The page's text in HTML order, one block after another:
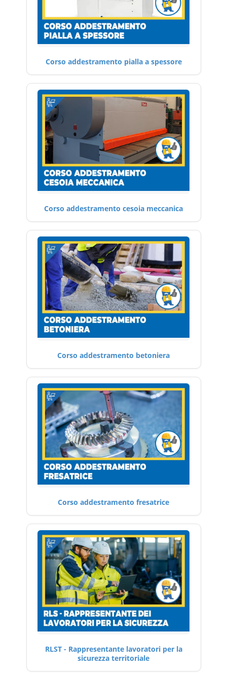
Corso addestramento pialla a spessore
Corso addestramento cesoia meccanica
Corso addestramento betoniera
Corso addestramento fresatrice
RLST - Rappresentante lavoratori per la
sicurezza territoriale